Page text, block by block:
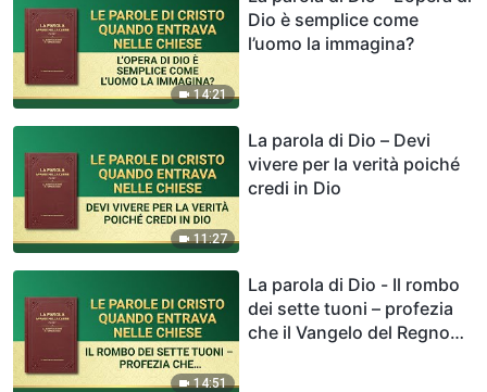
14:21
Dio è semplice come
l’uomo la immagina?
11:27
La parola di Dio – Devi
vivere per la verità poiché
credi in Dio
14:51
La parola di Dio - Il rombo
dei sette tuoni – profezia
che il Vangelo del Regno